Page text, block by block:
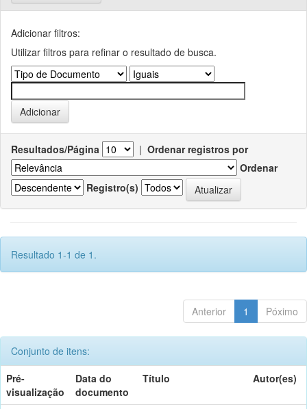
Adicionar filtros:
Utilizar filtros para refinar o resultado de busca.
Resultados/Página | Ordenar registros por
Ordenar
Registro(s)
Resultado 1-1 de 1.
Anterior 1 Póximo
Conjunto de itens:
Pré-
visualização
Data do
documento
Título Autor(es)